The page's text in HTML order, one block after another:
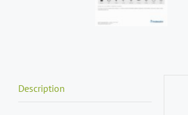
Description